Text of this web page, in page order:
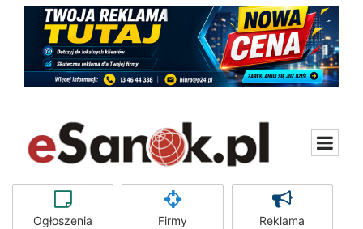
Ogłoszenia Firmy Reklama